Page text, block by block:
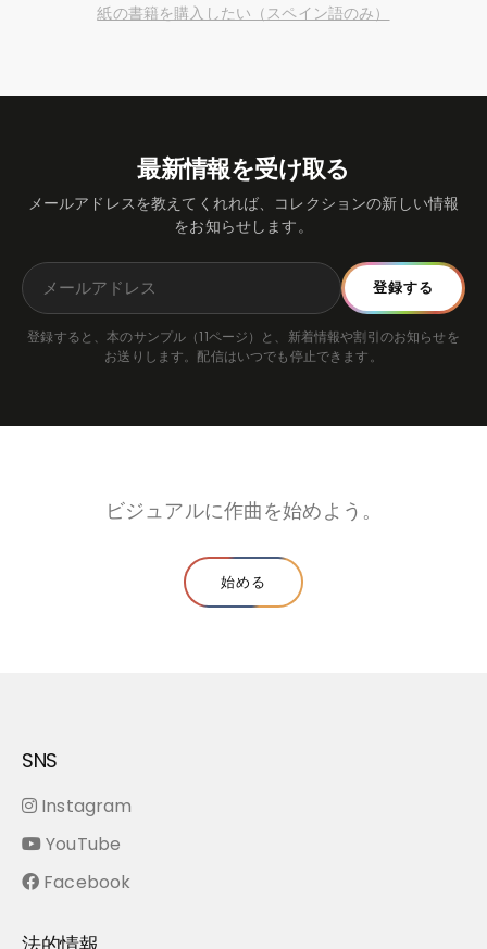
紙の書籍を購入したい（スペイン語のみ）
最新情報を受け取る
メールアドレスを教えてくれれば、コレクションの新しい情報
をお知らせします。
登録する
登録すると、本のサンプル（11ページ）と、新着情報や割引のお知らせを
お送りします。配信はいつでも停止できます。
ビジュアルに作曲を始めよう。
始める
SNS
Instagram
YouTube
Facebook